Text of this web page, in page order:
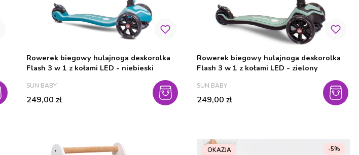
Rowerek biegowy hulajnoga deskorolka
Flash 3 w 1 z kołami LED - niebieski
PRODUCENT
SUN BABY
Cena
249,00 zł
Rowerek biegowy hulajnoga deskorolka
Flash 3 w 1 z kołami LED - zielony
PRODUCENT
SUN BABY
Cena
249,00 zł
OKAZJA -5%